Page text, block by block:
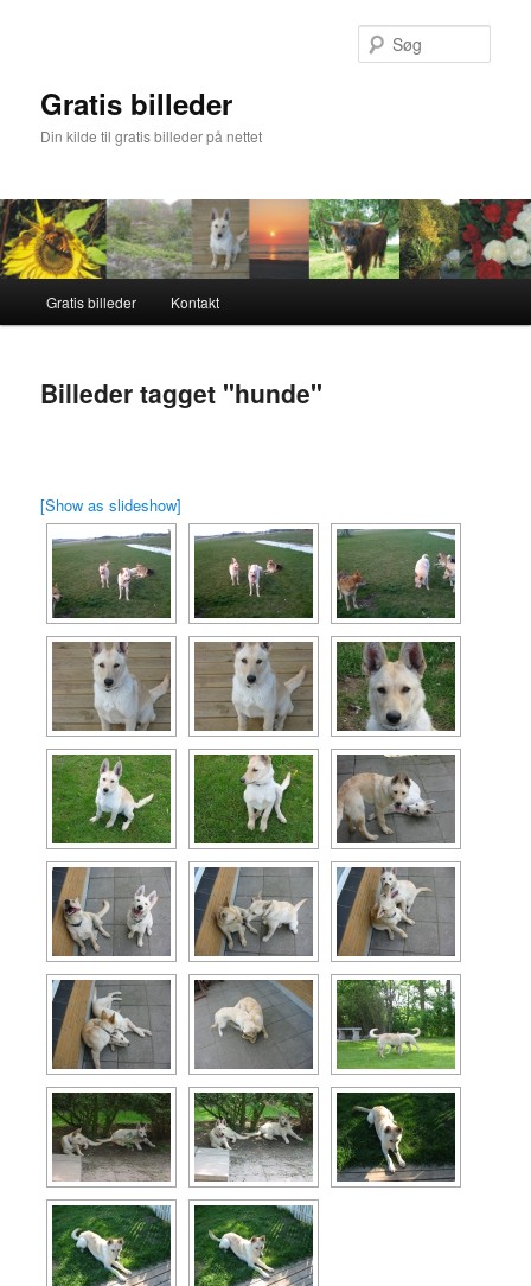
Gratis billeder
Din kilde til gratis billeder på nettet
Gratis billeder Kontakt
Billeder tagget "hunde"
[Show as slideshow]